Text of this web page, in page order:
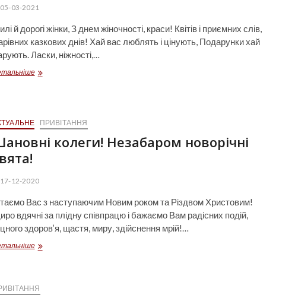
03-2021
й дорогі жінки, З днем жіночності, краси! Квітів і приємних слів,
казкових днів! Хай вас люблять і цінують, Подарунки хай
Ласки, ніжності,…
Чарівним
весняні
привітання!
ПРИВІТАННЯ
колеги! Незабаром новорічні
12-2020
Вас з наступаючим Новим роком та Різдвом Христовим!
вдячні за плідну співпрацю і бажаємо Вам радісних подій,
здоров’я, щастя, миру, здійснення мрій!…
Шановні
свята!